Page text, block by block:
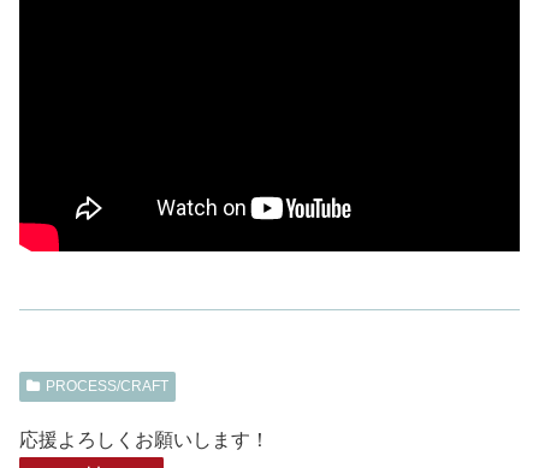
PROCESS/CRAFT
応援よろしくお願いします！